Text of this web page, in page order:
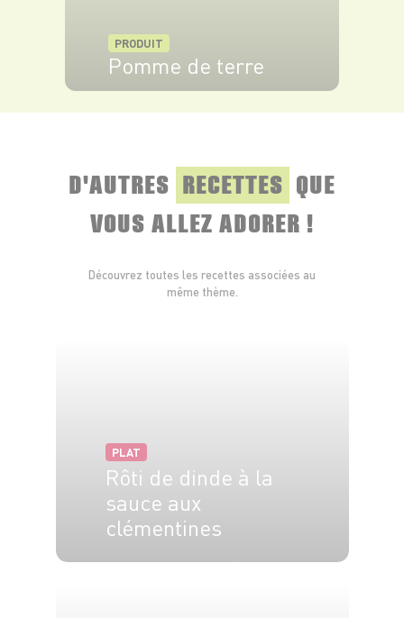
PRODUIT
Pomme de terre
D'AUTRES RECETTES QUE
VOUS ALLEZ ADORER !
Découvrez toutes les recettes associées au
même thème.
PLAT
Rôti de dinde à la
sauce aux
clémentines